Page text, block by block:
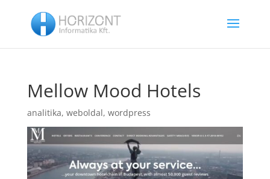
Mellow Mood Hotels
analitika, weboldal, wordpress